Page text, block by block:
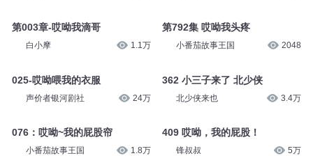
第003章-哎呦我滴哥
白小摩 1.1万
025-哎呦喂我的衣服
声价者银河剧社 24万
076：哎呦~我的屁股帘
小番茄故事王国 1.8万
第792集 哎呦我头疼
小番茄故事王国 2048
362 小三子来了 北少侠
北少侠来也 3.4万
409 哎呦，我的屁股！
锋叔叔 5万